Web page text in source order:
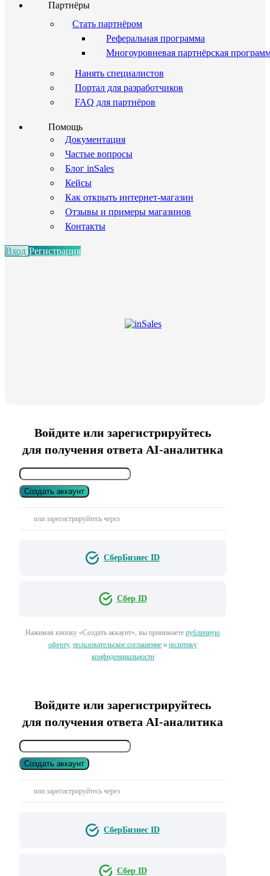
Партнёры
Стать партнёром
Реферальная программа
Многоуровневая партнёрская
Нанять специалистов
Портал для разработчиков
FAQ для партнёров
Помощь
Документация
Частые вопросы
Блог inSales
Кейсы
Как открыть интернет-магазин
Отзывы и примеры магазинов
Контакты
Вход Регистрация
Войдите или зарегистрируйтесь
для получения ответа AI-аналитика
Создать аккаунт
или зарегистрируйтесь через
СберБизнес ID
Сбер ID
Нажимая кнопку «Создать аккаунт», вы принимаете публичную
оферту, пользовательское соглашение и политику
конфиденциальности
Войдите или зарегистрируйтесь
для получения ответа AI-аналитика
Создать аккаунт
или зарегистрируйтесь через
СберБизнес ID
Сбер ID